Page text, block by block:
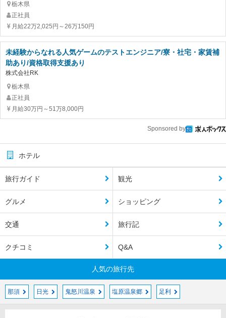
栃木県
正社員
月給22万2,025円～26万150円
未経験からなれる人気ゲームのテストエンジニア/寮・社宅・家賃補
助あり/資格取得支援あり
株式会社RK
栃木県
正社員
月給30万円～51万8,000円
Sponsored by
ホテル
旅行ガイド 観光
グルメ ショッピング
交通 旅行記
クチコミ Q&A
人気の旅行先
那須 日光 鬼怒川温泉 塩原温泉郷 足利